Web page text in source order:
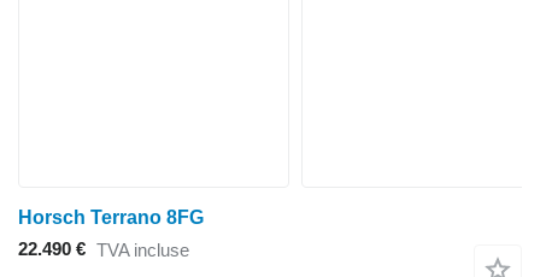
Horsch Terrano 8FG
22.490 € TVA incluse